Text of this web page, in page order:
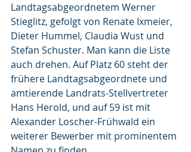
Landtagsabgeordnetem Werner
Stieglitz, gefolgt von Renate Ixmeier,
Dieter Hummel, Claudia Wust und
Stefan Schuster. Man kann die Liste
auch drehen. Auf Platz 60 steht der
frühere Landtagsabgeordnete und
amtierende Landrats-Stellvertreter
Hans Herold, und auf 59 ist mit
Alexander Loscher-Frühwald ein
weiterer Bewerber mit prominentem